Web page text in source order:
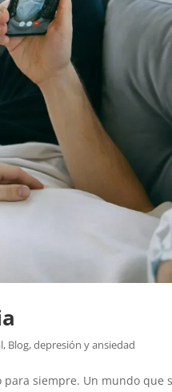
, Blog,depresión y ansiedad
siempre. Un mundo que